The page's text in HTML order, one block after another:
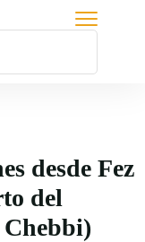
desde Fez
del